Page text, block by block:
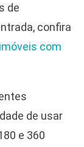
de
confira
com
de usar
e 360